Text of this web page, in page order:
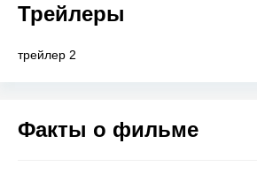
Трейлеры
трейлер 2
Факты о фильме